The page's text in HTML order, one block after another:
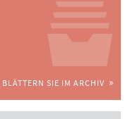
BLÄTTERN SIE IM ARCHIV